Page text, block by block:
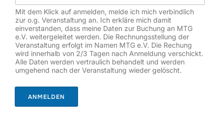
Mit dem Klick auf anmelden, melde ich mich verbindlich
zur o.g. Veranstaltung an. Ich erkläre mich damit
einverstanden, dass meine Daten zur Buchung an MTG
e.V. weitergeleitet werden. Die Rechnungsstellung der
Veranstaltung erfolgt im Namen MTG e.V. Die Rechung
wird innerhalb von 2/3 Tagen nach Anmeldung verschickt.
Alle Daten werden vertraulich behandelt und werden
umgehend nach der Veranstaltung wieder gelöscht.
ANMELDEN